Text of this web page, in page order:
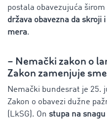
postala obavezujuća širom
država obavezna da skroji
mera.
– Nemački zakon o
Zakon zamenjuje
Nemački bundesrat je 25.
Zakon o obavezi dužne
(LkSG). On stupa na